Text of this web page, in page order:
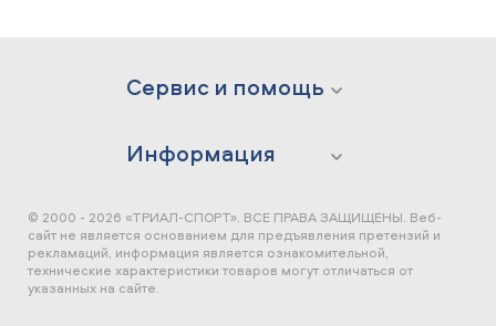
Сервис и помощь
Информация
© 2000 - 2026 «ТРИАЛ-СПОРТ». ВСЕ ПРАВА ЗАЩИЩЕНЫ. Веб-
сайт не является основанием для предъявления претензий и
рекламаций, информация является ознакомительной,
технические характеристики товаров могут отличаться от
указанных на сайте.